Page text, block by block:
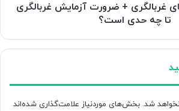
غربالگری + ضرورت آزمایش غربالگری
تا چه حدی است؟
شد. بخش‌های موردنیاز علامت‌گذاری شده‌اند